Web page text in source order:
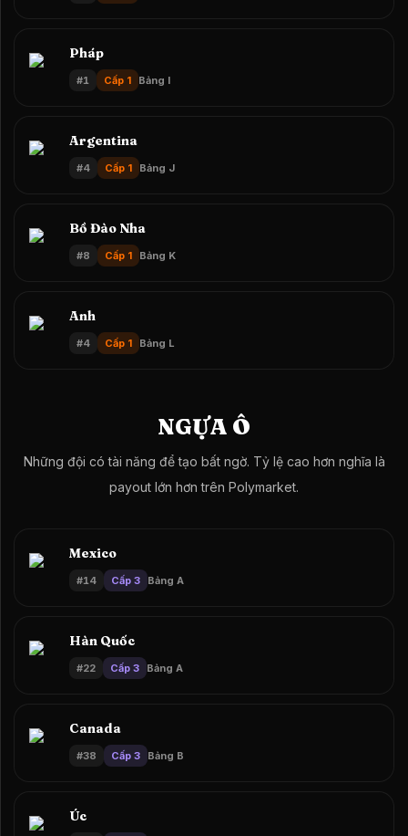
Pháp
#1 Cấp 1 Bảng I
Argentina
#4 Cấp 1 Bảng J
Bồ Đào Nha
#8 Cấp 1 Bảng K
Anh
#4 Cấp 1 Bảng L
NGỰA Ô
Những đội có tài năng để tạo bất ngờ. Tỷ lệ cao hơn nghĩa là
payout lớn hơn trên Polymarket.
Mexico
#14 Cấp 3 Bảng A
Hàn Quốc
#22 Cấp 3 Bảng A
Canada
#38 Cấp 3 Bảng B
Úc